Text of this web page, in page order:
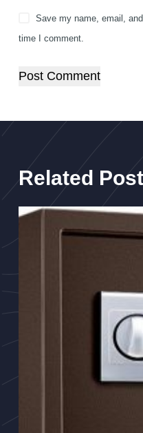
Save my name, email,
time I comment.
Post Comment
Related